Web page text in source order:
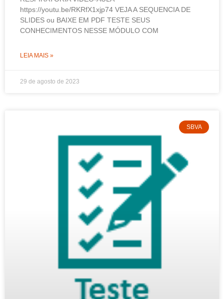
https://youtu.be/RKRfX1xjp74 VEJA A SEQUENCIA DE
SLIDES ou BAIXE EM PDF TESTE SEUS
CONHECIMENTOS NESSE MÓDULO COM
LEIA MAIS »
29 de agosto de 2023
SBVA